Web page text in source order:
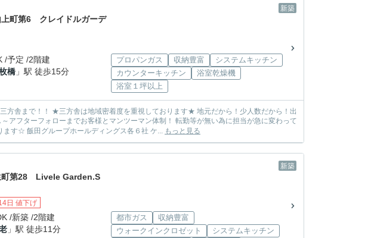
新築
町第6 クレイドルガーデ
/予定 /2階建
橋 」駅 徒歩15分
プロパンガス 収納豊富
システムキッチン
カウンターキッチン
浴室乾燥機
浴室１坪以上
だから！少人数だから！出
しまう心配も無し! ☆各メーカー様の物件を取り扱っております☆ 飯田グループホールディングス各６社 ケ... もっと見る
新築
町第28 Livele Garden.S
日 値下げ
/新築 /2階建
」駅 徒歩11分
都市ガス
収納豊富
ウォークインクロゼット
システムキッチン